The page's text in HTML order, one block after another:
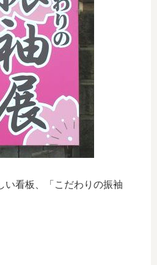
い看板、「こだわりの振袖